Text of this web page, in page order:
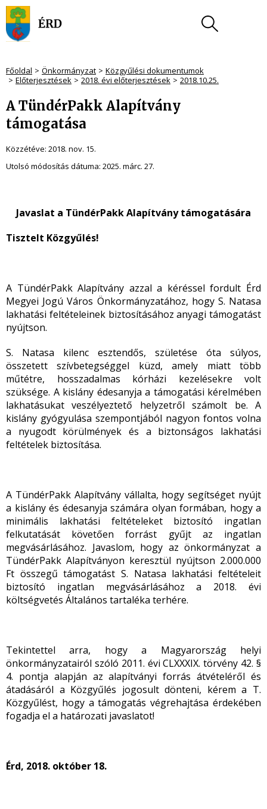
Főoldal Önkormányzat
Közgyűlési dokumentumok
Előterjesztések
2018. évi előterjesztések 2018.10.25.
A TündérPakk Alapítvány
támogatása
Közzétéve: 2018. nov. 15.
Utolsó módosítás dátuma: 2025. márc. 27.
Javaslat a TündérPakk Alapítvány támogatására
Tisztelt Közgyűlés!
A TündérPakk Alapítvány azzal a kéréssel fordult Érd
Megyei Jogú Város Önkormányzatához, hogy S. Natasa
lakhatási feltételeinek biztosításához anyagi támogatást
nyújtson.
S. Natasa kilenc esztendős, születése óta súlyos,
összetett szívbetegséggel küzd, amely miatt több
műtétre, hosszadalmas kórházi kezelésekre volt
szüksége. A kislány édesanyja a támogatási kérelmében
lakhatásukat veszélyeztető helyzetről számolt be. A
kislány gyógyulása szempontjából nagyon fontos volna
a nyugodt körülmények és a biztonságos lakhatási
feltételek biztosítása.
A TündérPakk Alapítvány vállalta, hogy segítséget nyújt
a kislány és édesanyja számára olyan formában, hogy a
minimális lakhatási feltételeket biztosító ingatlan
felkutatását követően forrást gyűjt az ingatlan
megvásárlásához. Javaslom, hogy az önkormányzat a
TündérPakk Alapítványon keresztül nyújtson 2.000.000
Ft összegű támogatást S. Natasa lakhatási feltételeit
biztosító ingatlan megvásárlásához a 2018. évi
költségvetés Általános tartaléka terhére.
Tekintettel arra, hogy a Magyarország helyi
önkormányzatairól szóló 2011. évi CLXXXIX. törvény 42. §
4. pontja alapján az alapítványi forrás átvételéről és
átadásáról a Közgyűlés jogosult dönteni, kérem a T.
Közgyűlést, hogy a támogatás végrehajtása érdekében
fogadja el a határozati javaslatot!
Érd, 2018. október 18.